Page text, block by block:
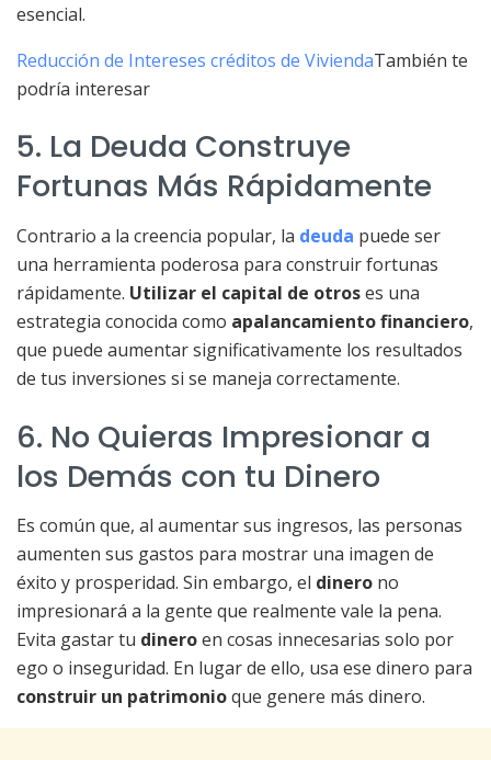
esencial.
Reducción de Intereses créditos de ViviendaTambién te
podría interesar
5. La Deuda Construye
Fortunas Más Rápidamente
Contrario a la creencia popular, la deuda puede ser
una herramienta poderosa para construir fortunas
rápidamente. Utilizar el capital de otroses una
estrategia conocida como apalancamiento financiero,
que puede aumentar significativamente los resultados
de tus inversiones si se maneja correctamente.
6. No Quieras Impresionar a
los Demás con tu Dinero
Es común que, al aumentar sus ingresos, las personas
aumenten sus gastos para mostrar una imagen de
éxito y prosperidad. Sin embargo, el dinero no
impresionará a la gente que realmente vale la pena.
Evita gastar tu dineroen cosas innecesarias solo por
ego o inseguridad. En lugar de ello, usa ese dinero para
construir un patrimonioque genere más dinero.